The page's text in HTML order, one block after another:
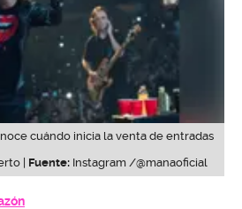
cuándo inicia la venta de entradas
| Fuente: Instagram /@manaoficial